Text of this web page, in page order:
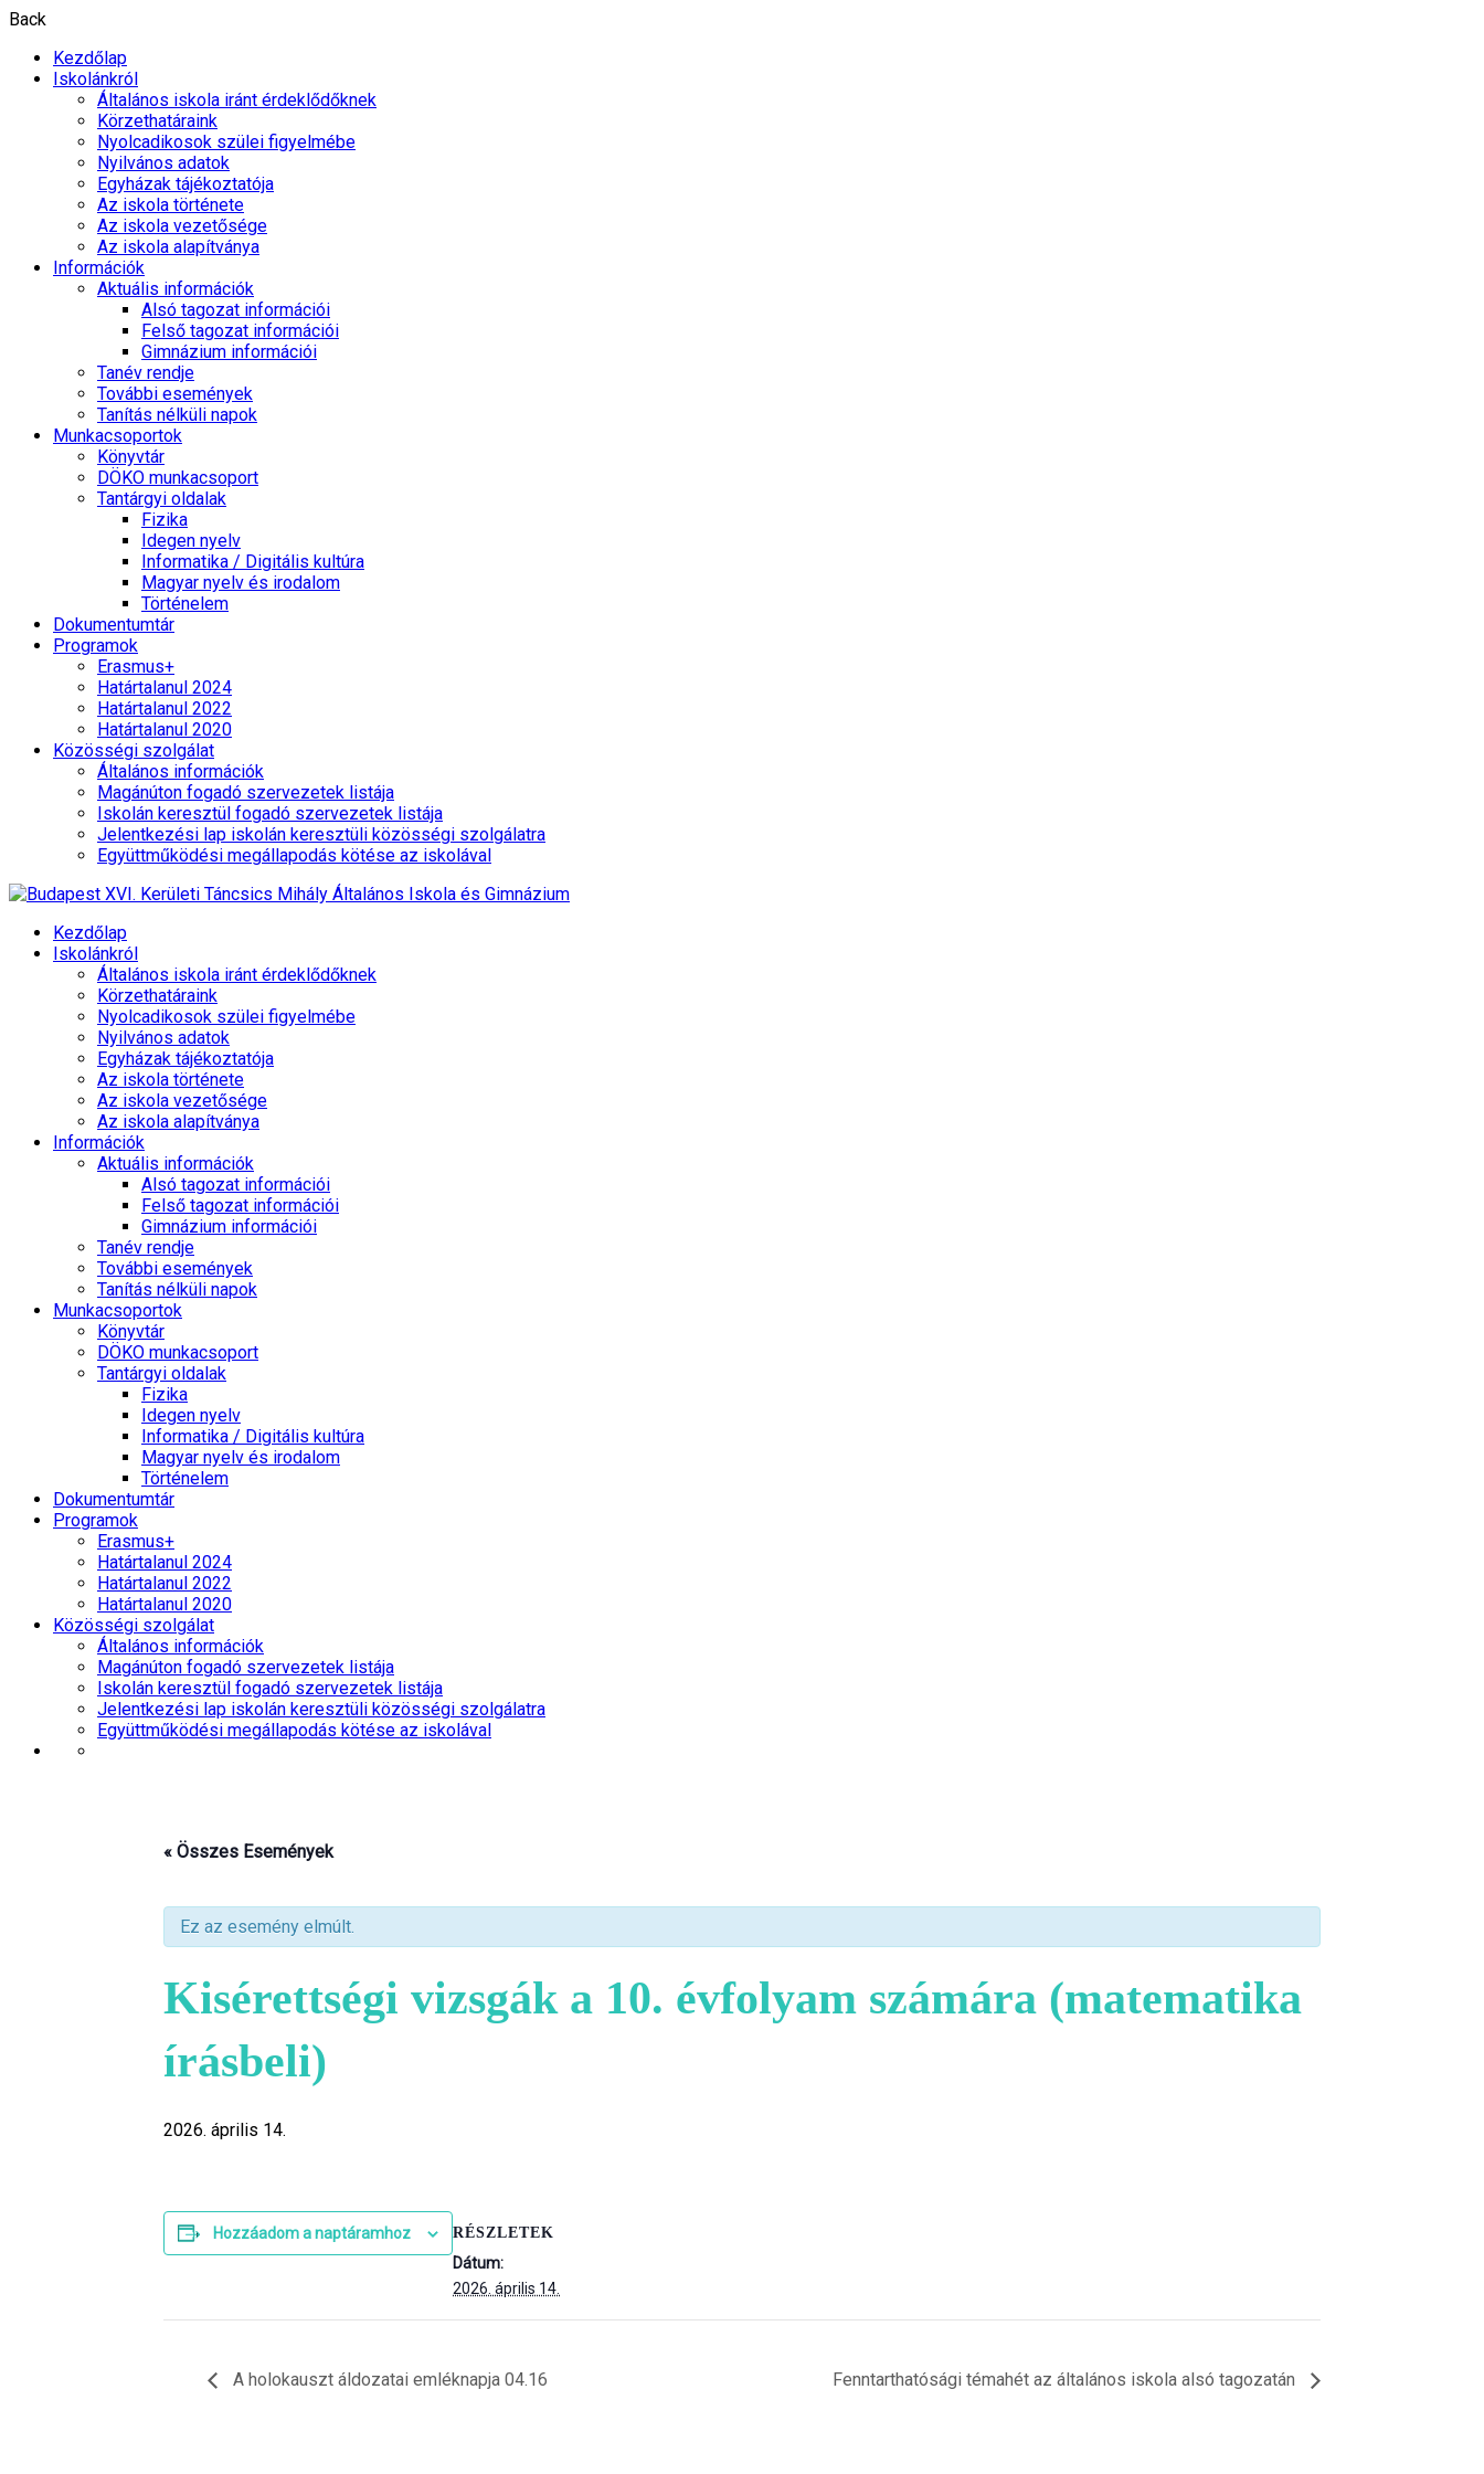
Back
Kezdőlap
Iskolánkról
Általános iskola iránt érdeklődőknek
Körzethatáraink
Nyolcadikosok szülei figyelmébe
Nyilvános adatok
Egyházak tájékoztatója
Az iskola története
Az iskola vezetősége
Az iskola alapítványa
Információk
Aktuális információk
Alsó tagozat információi
Felső tagozat információi
Gimnázium információi
Tanév rendje
További események
Tanítás nélküli napok
Munkacsoportok
Könyvtár
DÖKO munkacsoport
Tantárgyi oldalak
Fizika
Idegen nyelv
Informatika / Digitális kultúra
Magyar nyelv és irodalom
Történelem
Dokumentumtár
Programok
Erasmus+
Határtalanul 2024
Határtalanul 2022
Határtalanul 2020
Közösségi szolgálat
Általános információk
Magánúton fogadó szervezetek listája
Iskolán keresztül fogadó szervezetek listája
Jelentkezési lap iskolán keresztüli közösségi szolgálatra
Együttműködési megállapodás kötése az iskolával
Kezdőlap
Iskolánkról
Általános iskola iránt érdeklődőknek
Körzethatáraink
Nyolcadikosok szülei figyelmébe
Nyilvános adatok
Egyházak tájékoztatója
Az iskola története
Az iskola vezetősége
Az iskola alapítványa
Információk
Aktuális információk
Alsó tagozat információi
Felső tagozat információi
Gimnázium információi
Tanév rendje
További események
Tanítás nélküli napok
Munkacsoportok
Könyvtár
DÖKO munkacsoport
Tantárgyi oldalak
Fizika
Idegen nyelv
Informatika / Digitális kultúra
Magyar nyelv és irodalom
Történelem
Dokumentumtár
Programok
Erasmus+
Határtalanul 2024
Határtalanul 2022
Határtalanul 2020
Közösségi szolgálat
Általános információk
Magánúton fogadó szervezetek listája
Iskolán keresztül fogadó szervezetek listája
Jelentkezési lap iskolán keresztüli közösségi szolgálatra
Együttműködési megállapodás kötése az iskolával
« Összes Események
Ez az esemény elmúlt.
Kisérettségi vizsgák a 10. évfolyam számára (matematika
írásbeli)
2026. április 14.
Hozzáadom a naptáramhoz RÉSZLETEK
Dátum:
2026. április 14.
A holokauszt áldozatai emléknapja 04.16 Fenntarthatósági témahét az általános iskola alsó tagozatán